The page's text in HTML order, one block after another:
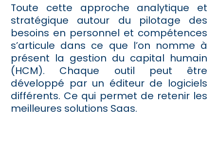
Toute cette approche analytique et
stratégique autour du pilotage des
besoins en personnel et compétences
s’articule dans ce que l’on nomme à
présent la gestion du capital humain
(HCM). Chaque outil peut être
développé par un éditeur de logiciels
différents. Ce qui permet de retenir les
meilleures solutions Saas.